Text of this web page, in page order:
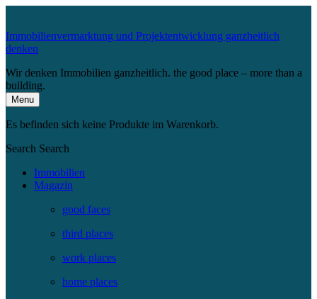
Immobilienvermarktung und Projektentwicklung ganzheitlich
denken
Wir denken Immobilien ganzheitlich. the good place – more than a
building.
Menu
Es befinden sich keine Produkte im Warenkorb.
Search Search
Immobilien
Magazin
good faces
third places
work places
home places